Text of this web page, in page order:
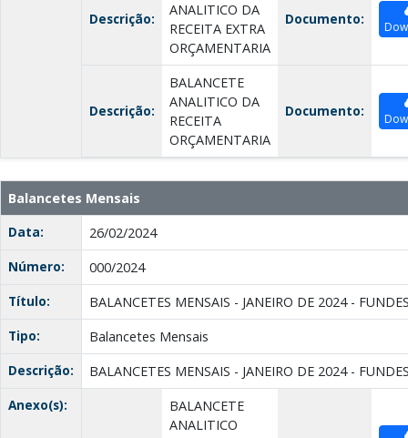
Descrição:
ANALITICO DA
RECEITA EXTRA
ORÇAMENTARIA
Documento:
Descrição:
BALANCETE
ANALITICO DA
RECEITA
ORÇAMENTARIA
Documento:
Balancetes Mensais
Data:
26/02/2024
Número:
000/2024
Título:
BALANCETES MENSAIS - JANEIRO DE 2024 -
Tipo:
Balancetes Mensais
Descrição:
BALANCETES MENSAIS - JANEIRO DE 2024 -
Anexo(s):
BALANCETE
ANALITICO